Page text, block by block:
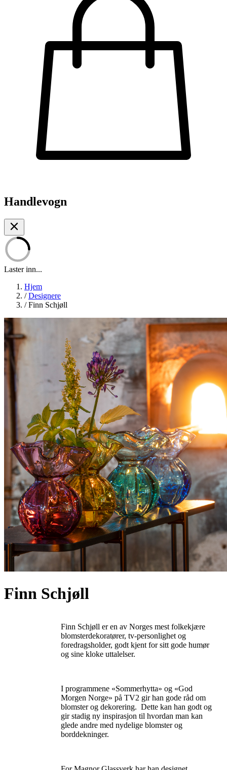
Handlevogn
Laster inn...
Hjem
/ Designere
/ Finn Schjøll
Finn Schjøll
Finn Schjøll er en av Norges mest folkekjære
blomsterdekoratører, tv-personlighet og
foredragsholder, godt kjent for sitt gode humør
og sine kloke uttalelser.
I programmene «Sommerhytta» og «God
Morgen Norge» på TV2 gir han gode råd om
blomster og dekorering. Dette kan han godt og
gir stadig ny inspirasjon til hvordan man kan
glede andre med nydelige blomster og
borddekninger.